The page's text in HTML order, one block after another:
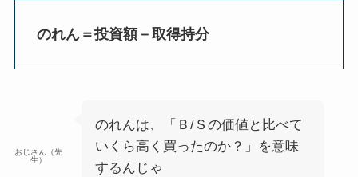
のれん＝投資額－取得持分
おじさん（先
生）
のれんは、「Ｂ/Ｓの価値と比べて
いくら高く買ったのか？」を意味
するんじゃ